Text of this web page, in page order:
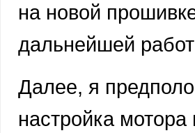
на новой
дальнейшей
Далее, я
настройка